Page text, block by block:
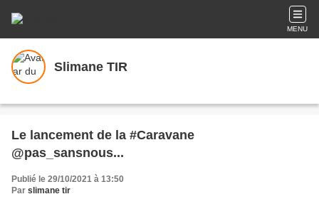
MENU
Slimane TIR
Le lancement de la #Caravane
@pas_sansnous...
Publié le 29/10/2021 à 13:50
Par slimane tir